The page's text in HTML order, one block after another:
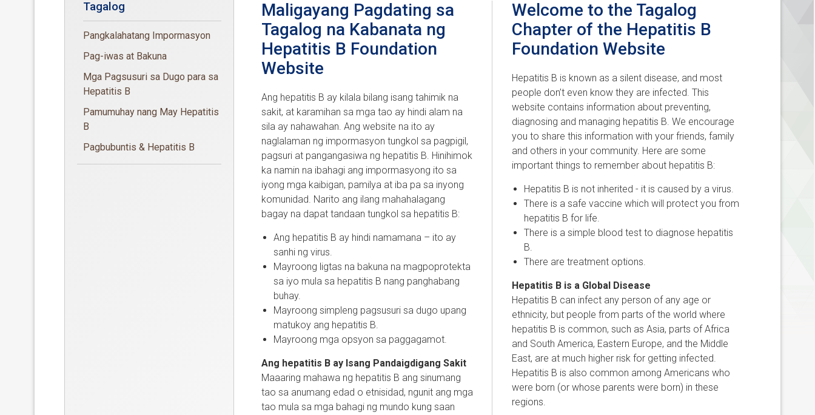
Tagalog
Pangkalahatang Impormasyon
Pag-iwas at Bakuna
Mga Pagsusuri sa Dugo para sa
Hepatitis B
Pamumuhay nang May Hepatitis
B
Pagbubuntis & Hepatitis B
Maligayang Pagdating sa
Tagalog na Kabanata ng
Hepatitis B Foundation
Website
Ang hepatitis B ay kilala bilang isang tahimik na
sakit, at karamihan sa mga tao ay hindi alam na
sila ay nahawahan. Ang website na ito ay
naglalaman ng impormasyon tungkol sa pagpigil,
pagsuri at pangangasiwa ng hepatitis B. Hinihimok
ka namin na ibahagi ang impormasyong ito sa
iyong mga kaibigan, pamilya at iba pa sa inyong
komunidad. Narito ang ilang mahahalagang
bagay na dapat tandaan tungkol sa hepatitis B:
Ang hepatitis B ay hindi namamana – ito ay
sanhi ng virus.
Mayroong ligtas na bakuna na magpoprotekta
sa iyo mula sa hepatitis B nang panghabang
buhay.
Mayroong simpleng pagsusuri sa dugo upang
matukoy ang hepatitis B.
Mayroong mga opsyon sa paggagamot.
Ang hepatitis B ay Isang Pandaigdigang Sakit
Maaaring mahawa ng hepatitis B ang sinumang
tao sa anumang edad o etnisidad, ngunit ang mga
tao mula sa mga bahagi ng mundo kung saan
Welcome to the Tagalog
Chapter of the Hepatitis B
Foundation Website
Hepatitis B is known as a silent disease, and most
people don’t even know they are infected. This
website contains information about preventing,
diagnosing and managing hepatitis B. We encourage
you to share this information with your friends, family
and others in your community. Here are some
important things to remember about hepatitis B:
Hepatitis B is not inherited - it is caused by a virus.
There is a safe vaccine which will protect you from
hepatitis B for life.
There is a simple blood test to diagnose hepatitis
B.
There are treatment options.
Hepatitis B is a Global Disease
Hepatitis B can infect any person of any age or
ethnicity, but people from parts of the world where
hepatitis B is common, such as Asia, parts of Africa
and South America, Eastern Europe, and the Middle
East, are at much higher risk for getting infected.
Hepatitis B is also common among Americans who
were born (or whose parents were born) in these
regions.